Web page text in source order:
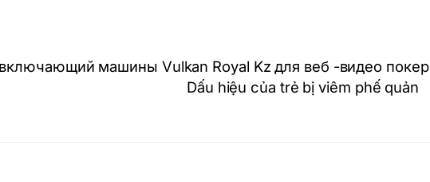
машины Vulkan Royal Kz для веб -видео покер
Dấu hiệu của trẻ bị viêm phế quản